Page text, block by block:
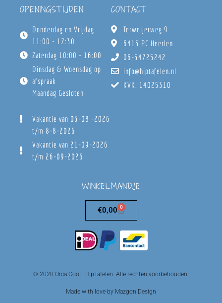
OPENINGSTIJDEN
Donderdag en Vrijdag
11:00 - 17:30
Zaterdag 10:00 - 16:00
Dinsdag & Woensdag op
afspraak
Maandag Gesloten
Vakantie van 03-08 -2026
t/m 8-8-2026
Vakantie van 21-09-2026
t/m 26-09-2026
CONTACT
Terweijerweg 9
6413 PC Heerlen
06-54725242
info@hiptafelen.nl
KVK: 14025310
WINKELMANDJE
€0,00 0
© 2020 Orca Cool | HipTafelen. Alle rechten voorbehouden.
Made with love by Mazgon Design